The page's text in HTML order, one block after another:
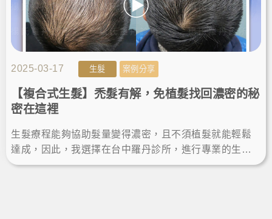
2025-03-17 生髮 案例分享
【複合式生髮】禿髮有解，免植髮找回濃密的秘
密在這裡
生髮療程能夠協助髮量變得濃密，且不須植髮就能輕鬆
達成，因此，我選擇在台中羅丹診所，進行專業的生髮
改善稀疏問題，而療程後生髮效果顯著，如願擺脫禿